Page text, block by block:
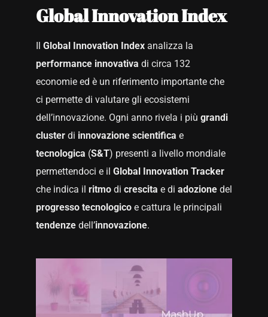
Global Innovation Index
Global Innovation Indexanalizza la
performance innovativa di circa 132
economie ed è un riferimento importante che
ci permette di valutare gli ecosistemi
dell’innovazione. Ogni anno rivela i più grandi
clusterdi innovazione scientifica e
tecnologica (S&T) presenti a livello mondiale
permettendoci e il Global Innovation Tracker
che indica il ritmodi crescita e di adozionedel
progresso tecnologicoe cattura le principali
tendenze dell’innovazione.